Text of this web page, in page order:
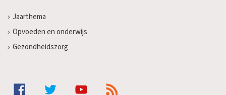
Jaarthema
Opvoeden en onderwijs
Gezondheidszorg